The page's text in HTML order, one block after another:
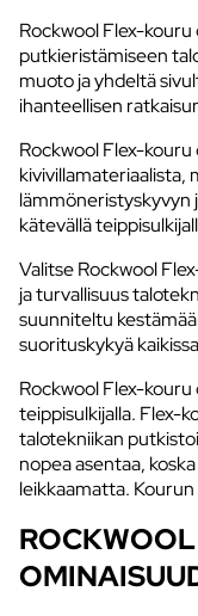
Rockwool Flex-
putkieristämiseen
muoto ja yhdeltä
ihanteellisen
Rockwool Flex-
kivivillamateriaalista,
lämmöneristyskyvyn
kätevällä
Valitse Rockwool
ja turvallisuus
suunniteltu
suorituskykyä
Rockwool Flex-
teippisulkijalla. Flex-
talotekniikan
nopea asentaa,
leikkaamatta. Kourun